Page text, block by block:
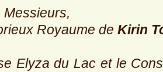
Messieurs,
Royaume de Kirin
Elyza du Lac et le